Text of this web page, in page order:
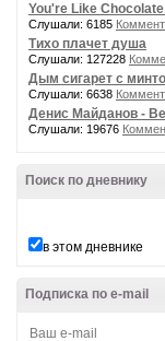
You're Like
Слушали: 6185
Тихо плачет душа
Слушали: 127228
Дым сигарет с
Слушали: 6638
Денис Майданов -
Слушали: 19676
Поиск по дневнику
в этом дневнике
Подписка по e-mail